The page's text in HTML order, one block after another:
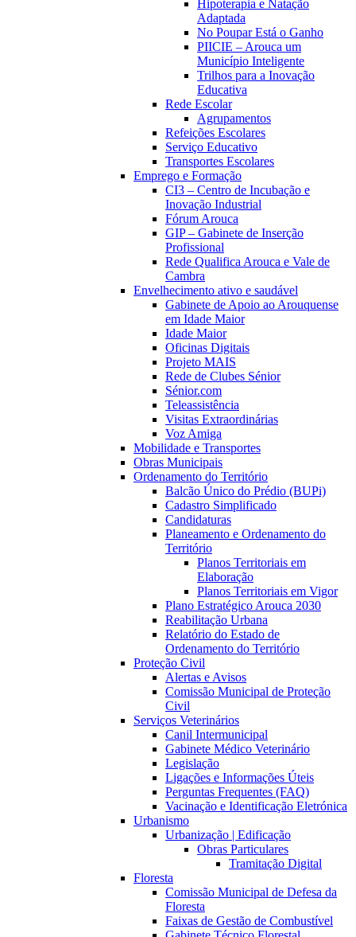
Hipoterapia e Natação
Adaptada
No Poupar Está o Ganho
PIICIE – Arouca um
Município Inteligente
Trilhos para a Inovação
Educativa
Rede Escolar
Agrupamentos
Refeições Escolares
Serviço Educativo
Transportes Escolares
Emprego e Formação
CI3 – Centro de Incubação e
Inovação Industrial
Fórum Arouca
GIP – Gabinete de Inserção
Profissional
Rede Qualifica Arouca e Vale de
Cambra
Envelhecimento ativo e saudável
Gabinete de Apoio ao Arouquense
em Idade Maior
Idade Maior
Oficinas Digitais
Projeto MAIS
Rede de Clubes Sénior
Sénior.com
Teleassistência
Visitas Extraordinárias
Voz Amiga
Mobilidade e Transportes
Obras Municipais
Ordenamento do Território
Balcão Único do Prédio (BUPi)
Cadastro Simplificado
Candidaturas
Planeamento e Ordenamento do
Território
Planos Territoriais em
Elaboração
Planos Territoriais em Vigor
Plano Estratégico Arouca 2030
Reabilitação Urbana
Relatório do Estado de
Ordenamento do Território
Proteção Civil
Alertas e Avisos
Comissão Municipal de Proteção
Civil
Serviços Veterinários
Canil Intermunicipal
Gabinete Médico Veterinário
Legislação
Ligações e Informações Úteis
Perguntas Frequentes (FAQ)
Vacinação e Identificação Eletrónica
Urbanismo
Urbanização | Edificação
Obras Particulares
Tramitação Digital
Floresta
Comissão Municipal de Defesa da
Floresta
Faixas de Gestão de Combustível